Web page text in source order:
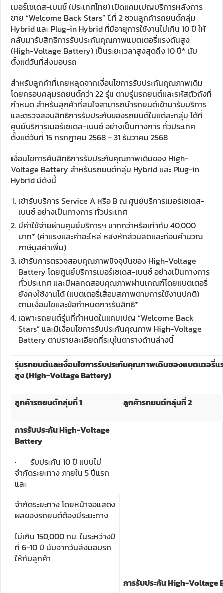
เมอร์เซเดส-เบนซ์ (ประเทศไทย) เปิดแคมเปญบริการหลังการ
ขาย “Welcome Back Stars” ปีที่ 2 ชวนลูกค้ารถยนต์กลุ่ม
Hybrid และ Plug-in Hybrid ที่มีอายุการใช้งานไม่เกิน 10 ปี ให้
กลับมารับสิทธิการรับประกันคุณภาพแบตเตอรี่แรงดันสูง
(High-Voltage Battery) เป็นระยะเวลาสูงสุดถึง 10 ปี* นับ
ตั้งแต่วันที่ส่งมอบรถ
สำหรับลูกค้าที่เคยหลุดจากเงื่อนไขการรับประกันคุณภาพเดิม
โดยครอบคลุมรถยนต์กว่า 22 รุ่น ตามรุ่นรถยนต์และรหัสตัวถังที่
กำหนด สำหรับลูกค้าที่สนใจสามารถนำรถยนต์เข้ามารับบริการ
และตรวจสอบสิทธิการรับประกันของรถยนต์ในแต่ละกลุ่ม ได้ที่
ศูนย์บริการเมอร์เซเดส-เบนซ์ อย่างเป็นทางการ ทั่วประเทศ
ตั้งแต่วันที่ 15 กรกฎาคม 2568 – 31 ธันวาคม 2568
เงื่อนไขการคืนสิทธิการรับประกันคุณภาพเดิมของ High-
Voltage Battery สำหรับรถยนต์กลุ่ม Hybrid และ Plug-in
Hybrid มีดังนี้
เข้ารับบริการ Service A หรือ B ณ ศูนย์บริการเมอร์เซเดส-
เบนซ์ อย่างเป็นทางการ ทั่วประเทศ
มีค่าใช้จ่ายผ่านศูนย์บริการฯ มากกว่าหรือเท่ากับ 40,000
บาท* (ค่าแรงและค่าอะไหล่ หลังหักส่วนลดและก่อนคำนวณ
ภาษีมูลค่าเพิ่ม)
เข้ารับการตรวจสอบคุณภาพปัจจุบันของ High-Voltage
Battery โดยศูนย์บริการเมอร์เซเดส-เบนซ์ อย่างเป็นทางการ
ทั่วประเทศ และมีผลทดสอบคุณภาพผ่านเกณฑ์โดยแบตเตอรี่
ยังคงใช้งานได้ (แบตเตอรี่เสื่อมสภาพตามการใช้งานปกติ)
ตามเงื่อนไขและข้อกำหนดการรับสิทธิ*
เฉพาะรถยนต์รุ่นที่กำหนดในแคมเปญ “Welcome Back
Stars” และมีเงื่อนไขการรับประกันคุณภาพ High-Voltage
Battery ตามรายละเอียดที่ระบุในตารางด้านล่างนี้
รุ่นรถยนต์และเงื่อนไขการรับประกันคุณภาพเดิมของแบตเตอรี่แ
สูง (High-Voltage Battery)
ลูกค้ารถยนต์กลุ่มที่1 ลูกค้ารถยนต์กลุ่มที่2
การรับประกันHigh-Voltage
Battery
· รับประกัน 10 ปี แบบไม่
จำกัดระยะทาง ภายใน 5 ปีแรก
และ
จำกัดระยะทาง โดยหน้าจอแสดง
ผลของรถยนต์ต้องมีระยะทาง
ไม่เกิน 150,000กม. ในระหว่างปี
ที่ 6-10ปี นับจากวันส่งมอบรถ
ให้กับลูกค้า
การรับประกันHigh-Voltage